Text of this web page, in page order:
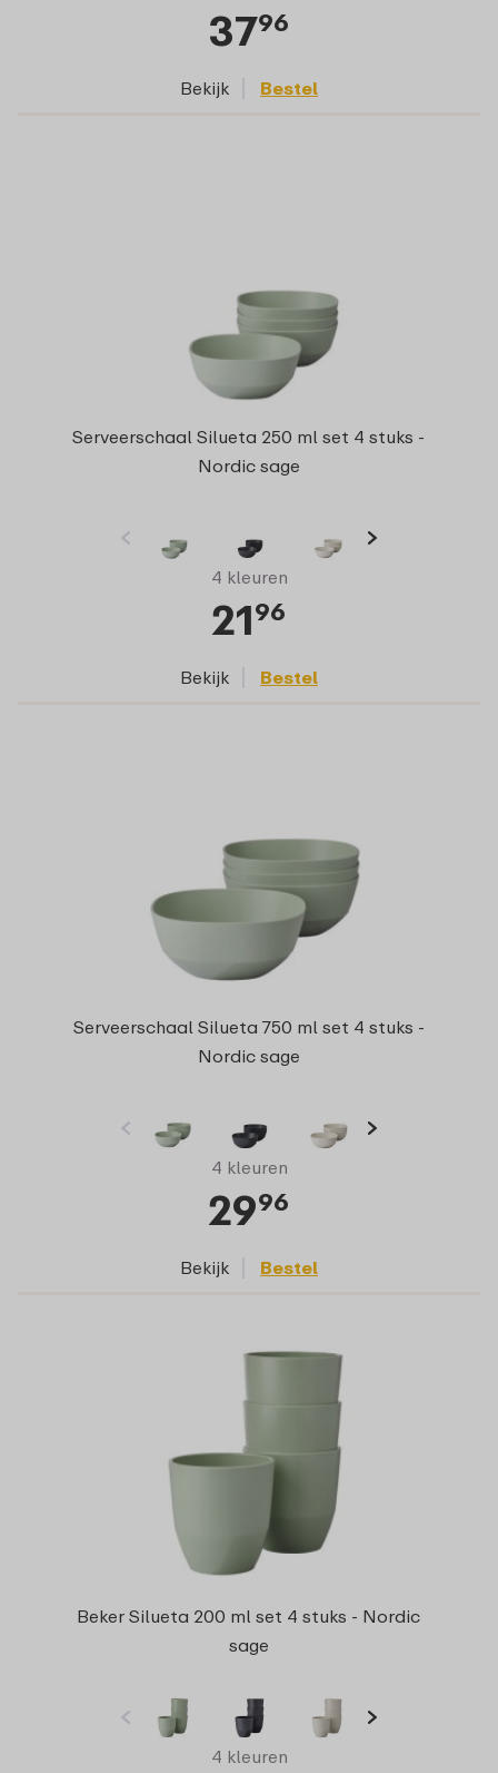
3796
Bekijk Bestel
Serveerschaal Silueta 250 ml set 4 stuks -
Nordic sage
4 kleuren
2196
Bekijk Bestel
Serveerschaal Silueta 750 ml set 4 stuks -
Nordic sage
4 kleuren
2996
Bekijk Bestel
Beker Silueta 200 ml set 4 stuks - Nordic
sage
4 kleuren